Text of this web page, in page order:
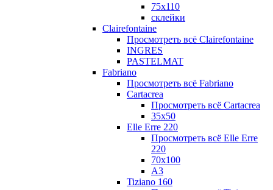
75х110
склейки
Clairefontaine
Просмотреть всё Clairefontaine
INGRES
PASTELMAT
Fabriano
Просмотреть всё Fabriano
Cartacrea
Просмотреть всё Cartacrea
35х50
Elle Erre 220
Просмотреть всё Elle Erre
220
70х100
А3
Tiziano 160